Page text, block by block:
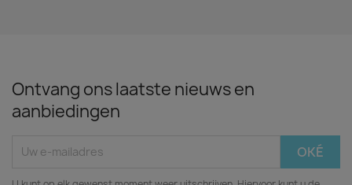
Ontvang ons laatste nieuws en
aanbiedingen